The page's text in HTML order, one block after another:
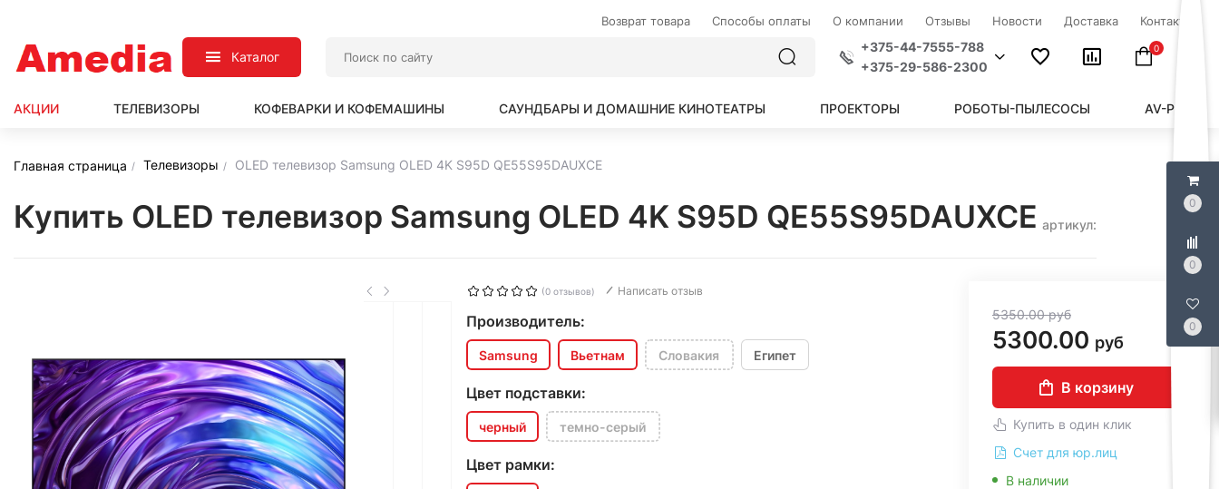
0
0
0
Возврат товара Способы оплаты О компании Отзывы Новости Доставка Контакты
Каталог
+375-44-7555-788
+375-29-586-2300
0
АКЦИИ ТЕЛЕВИЗОРЫ КОФЕВАРКИ И КОФЕМАШИНЫ САУНДБАРЫ И ДОМАШНИЕ КИНОТЕАТРЫ ПРОЕКТОРЫ РОБОТЫ-ПЫЛЕСОСЫ AV-
Главная страница Телевизоры OLED телевизор Samsung OLED 4K S95D QE55S95DAUXCE
Купить OLED телевизор Samsung OLED 4K S95D QE55S95DAUXCE артикул:
(0 отзывов) Написать отзыв
Производитель:
Samsung Вьетнам Словакия Египет
Цвет подставки:
черный темно-серый
Цвет рамки:
5350.00руб
5300.00 руб
В корзину
Купить в один клик
Счет для юр.лиц
В наличии